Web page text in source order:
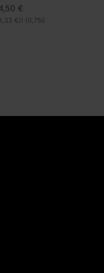
€
€ /l (0,75l)